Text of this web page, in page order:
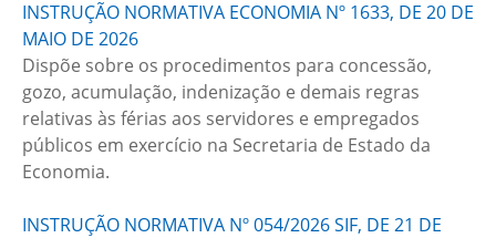
INSTRUÇÃO NORMATIVA ECONOMIA Nº 1633, DE 20 DE
MAIO DE 2026
Dispõe sobre os procedimentos para concessão,
gozo, acumulação, indenização e demais regras
relativas às férias aos servidores e empregados
públicos em exercício na Secretaria de Estado da
Economia.
INSTRUÇÃO NORMATIVA Nº 054/2026 SIF, DE 21 DE